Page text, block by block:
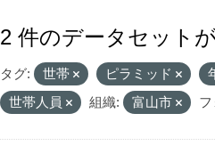
2 件のデータセット
タグ: 世帯 ピラミッド
世帯人員
組織: 富山市